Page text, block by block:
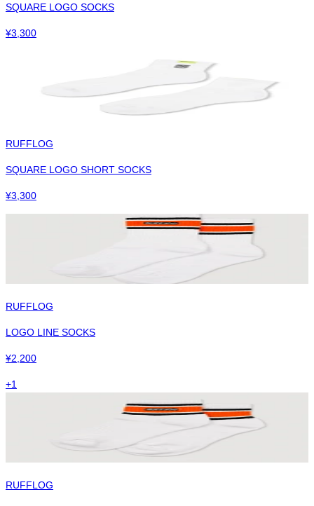
SQUARE LOGO SOCKS
¥3,300
RUFFLOG
SQUARE LOGO SHORT SOCKS
¥3,300
RUFFLOG
LOGO LINE SOCKS
¥2,200
+1
RUFFLOG